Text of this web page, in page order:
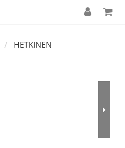
HETKINEN